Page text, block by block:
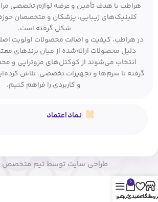
هراطب با هدف تأمین و عرضه لوازم تخصصی
کلینیک‌های زیبایی، پزشکان و متخصصان
شکل گرفته است.
در هراطب، کیفیت و اصالت محصولات اولویت
دلیل محصولات ارائه‌شده از میان برندهای
انتخاب می‌شوند از کوکتل‌های مزوتراپی و
گرفته تا سرم‌ها و تجهیزات تخصصی، تلاش
و کاربردی را فراهم کنیم.
نماد اعتماد
طراحی سایت توسط تیم متخصص
علاقه مندی
0
سبد خریدمنو